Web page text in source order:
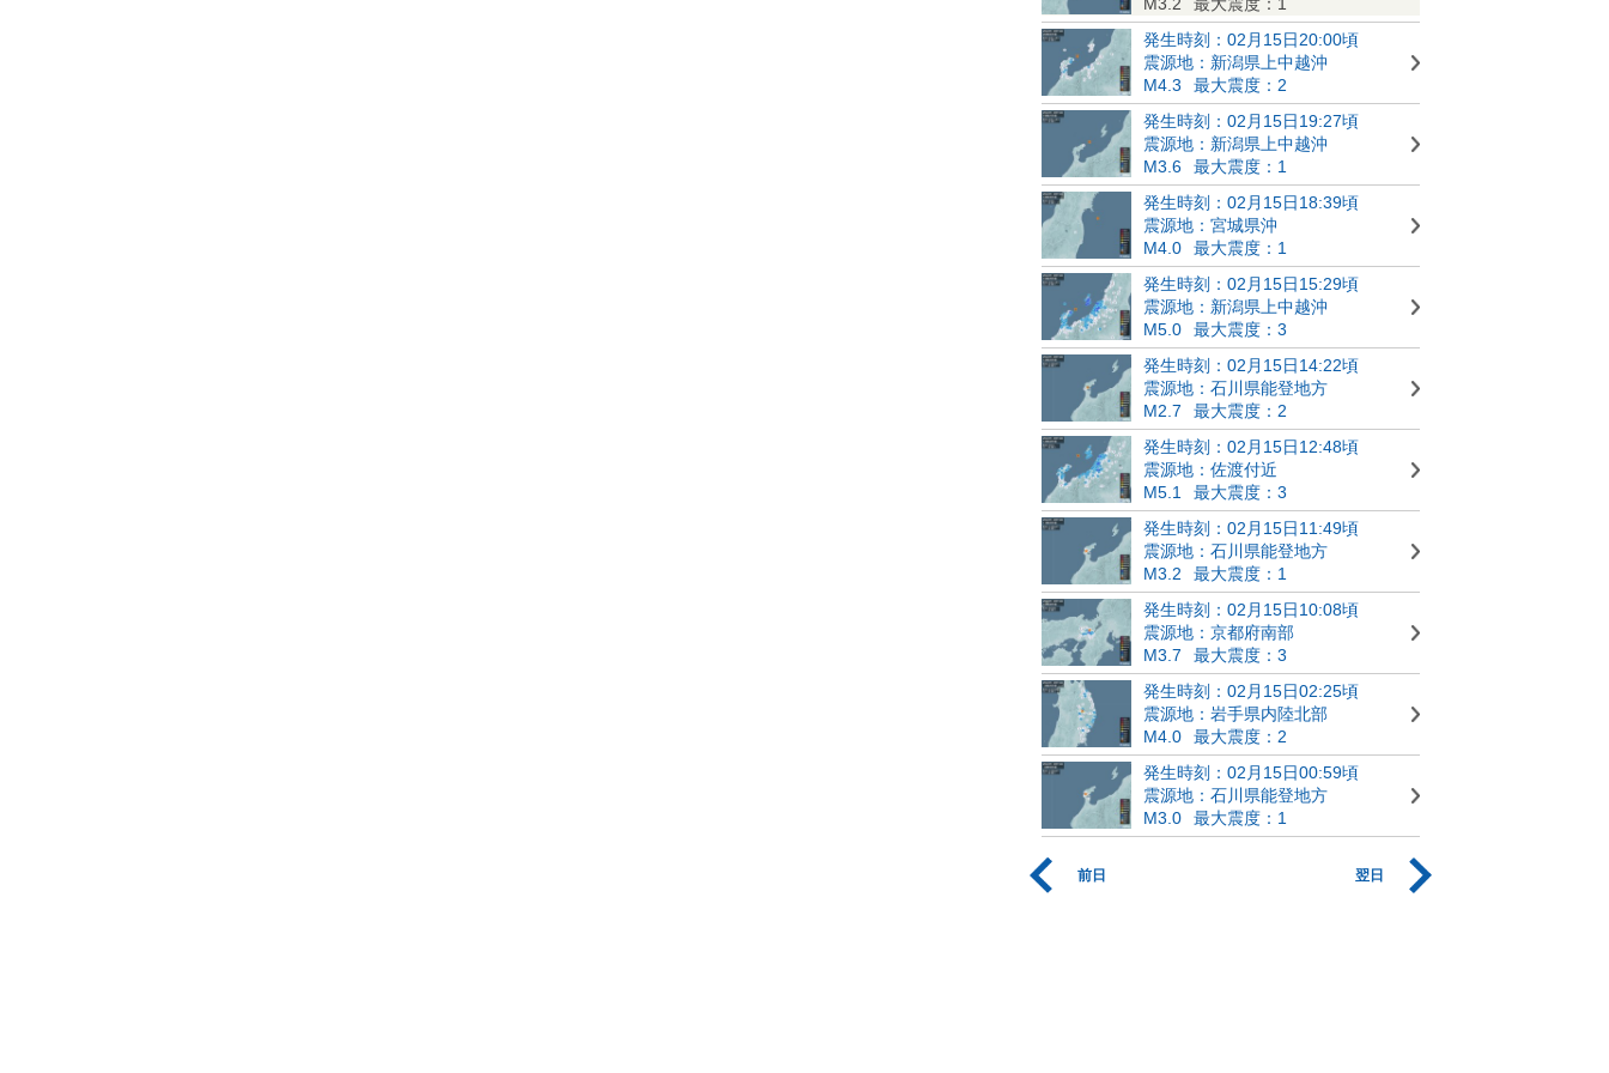
発生時刻：02月15日20:00頃
震源地：新潟県上中越沖
M4.3
最大震度：2
発生時刻：02月15日19:27頃
震源地：新潟県上中越沖
M3.6
最大震度：1
発生時刻：02月15日18:39頃
震源地：宮城県沖
M4.0
最大震度：1
発生時刻：02月15日15:29頃
震源地：新潟県上中越沖
M5.0
最大震度：3
発生時刻：02月15日14:22頃
震源地：石川県能登地方
M2.7
最大震度：2
発生時刻：02月15日12:48頃
震源地：佐渡付近
M5.1
最大震度：3
発生時刻：02月15日11:49頃
震源地：石川県能登地方
M3.2
最大震度：1
発生時刻：02月15日10:08頃
震源地：京都府南部
M3.7
最大震度：3
発生時刻：02月15日02:25頃
震源地：岩手県内陸北部
M4.0
最大震度：2
発生時刻：02月15日00:59頃
震源地：石川県能登地方
M3.0
最大震度：1
前日 翌日